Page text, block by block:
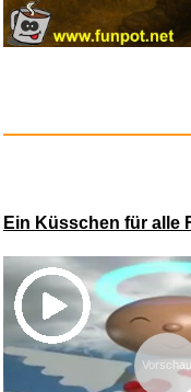
Ein Küsschen für alle
Vorschau